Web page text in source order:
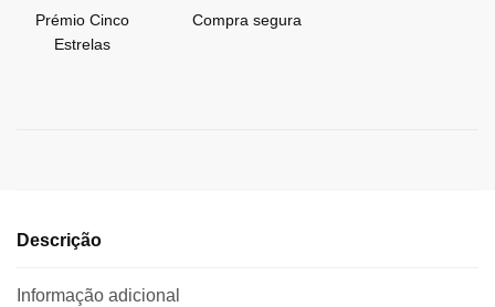
Prémio Cinco
Estrelas
Compra segura
Descrição
Informação adicional